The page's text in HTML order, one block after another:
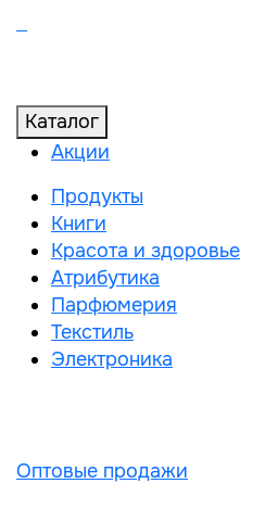
Каталог
Акции
Продукты
Книги
Красота и здоровье
Атрибутика
Парфюмерия
Текстиль
Электроника
Оптовые продажи